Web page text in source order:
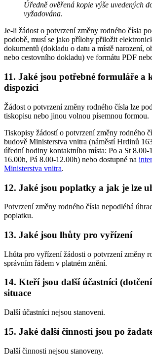
Úředně ověřená kopie výše uvedených
vyžadována.
Je-li žádost o potvrzení změny rodného čísla
podobě, musí se jako přílohy přiložit
dokumentů (dokladu o datu a místě narození,
nebo cestovního dokladu) ve formátu PDF
11. Jaké jsou potřebné formuláře a
dispozici
Žádost o potvrzení změny rodného čísla lze
tiskopisu nebo jinou volnou písemnou formou.
Tiskopisy žádostí o potvrzení změny rodného
budově Ministerstva vnitra (náměstí Hrdinů
úřední hodiny kontaktního místa: Po a St
16.00h, Pá 8.00-12.00h) nebo dostupné na
Ministerstva vnitra.
12. Jaké jsou poplatky a jak je lze
Potvrzení změny rodného čísla nepodléhá
poplatku.
13. Jaké jsou lhůty pro vyřízení
Lhůta pro vyřízení žádosti o potvrzení změny
správním řádem v platném znění.
14. Kteří jsou další účastníci
situace
Další účastníci nejsou stanoveni.
15. Jaké další činnosti jsou po
Další činnosti nejsou stanoveny.